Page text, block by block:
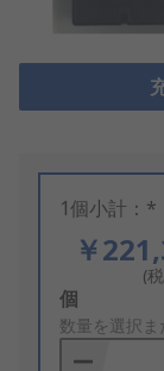
1個小計：*
￥
(
Add
to
Basket
個
数量を選択ま